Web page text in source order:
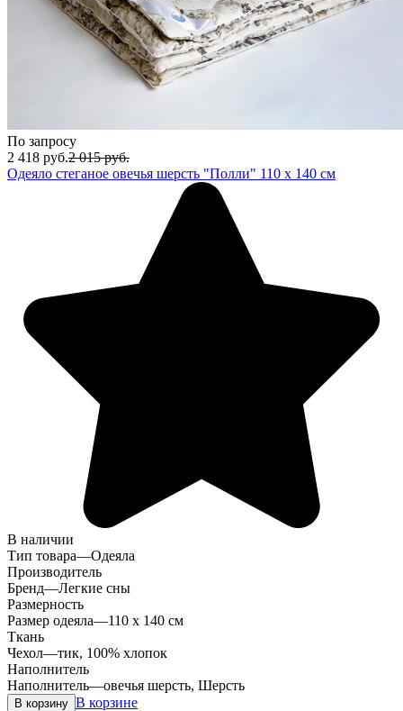
По запросу
2 418 руб.2 015 руб.
Одеяло стеганое овечья шерсть "Полли" 110 х 140 см
В наличии
Тип товара—Одеяла
Производитель
Бренд—Легкие сны
Размерность
Размер одеяла—110 х 140 см
Ткань
Чехол—тик, 100% хлопок
Наполнитель
Наполнитель—овечья шерсть, Шерсть
В корзину В корзине